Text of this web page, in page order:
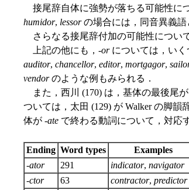
接尾辞自体に強勢が落ちる可能性に
humidor, lessorの場合には，同音異義語
さらなる接尾辞付加の可能性につい
上記の他にも，-orについては，いく
auditor, chancellor, editor, mortgagor,
vendorのような例もみられる．
また，西川 (170) は，基体の最後尾
ついては，太田 (129) が Walker の脚
体が -ate で終わる動詞について，対応
Ending Word types
Examples
-ator 291 indicator, navigator
-ctor 63 contractor, predictor